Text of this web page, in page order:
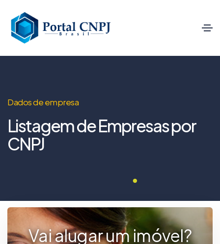
Dados de empresa
Listagem de Empresas por
CNPJ
Vai alugar um imóvel?